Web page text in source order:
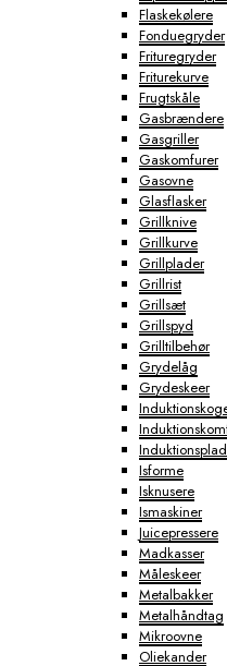
Flaskekølere
Fonduegryder
Frituregryder
Friturekurve
Frugtskåle
Gasbrændere
Gasgriller
Gaskomfurer
Gasovne
Glasflasker
Grillknive
Grillkurve
Grillplader
Grillrist
Grillsæt
Grillspyd
Grilltilbehør
Grydelåg
Grydeskeer
Isforme
Isknusere
Ismaskiner
Juicepressere
Madkasser
Måleskeer
Metalbakker
Metalhåndtag
Mikroovne
Oliekander